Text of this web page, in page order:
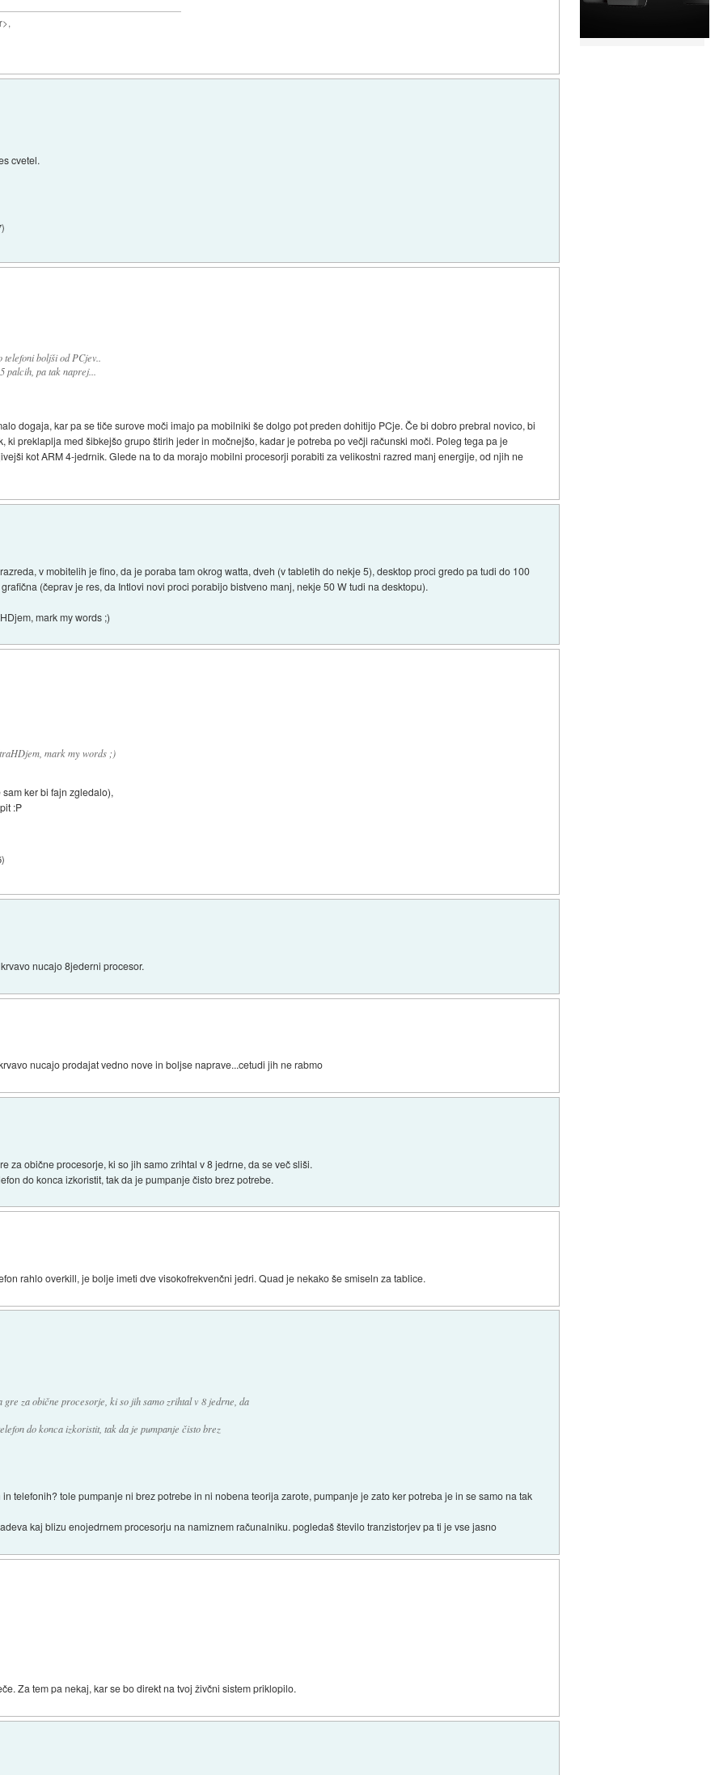
cvetel.
)
telefoni boljši od PCjev..
palcih, pa tak naprej...
dogaja, kar pa se tiče surove moči imajo pa mobilniki še dolgo pot preden dohitijo PCje. Če bi dobro prebral novico, bi
ki preklaplja med šibkejšo grupo štirih jeder in močnejšo, kadar je potreba po večji računski moči. Poleg tega pa je
kot ARM 4-jedrnik. Glede na to da morajo mobilni procesorji porabiti za velikostni razred manj energije, od njih ne
v mobitelih je fino, da je poraba tam okrog watta, dveh (v tabletih do nekje 5), desktop proci gredo pa tudi do 100
(čeprav je res, da Intlovi novi proci porabijo bistveno manj, nekje 50 W tudi na desktopu).
mark my words ;)
mark my words ;)
ker bi fajn zgledalo),
:P
)
nucajo 8jederni procesor.
nucajo prodajat vedno nove in boljse naprave...cetudi jih ne rabmo
za obične procesorje, ki so jih samo zrihtal v 8 jedrne, da se več sliši.
do konca izkoristit, tak da je pumpanje čisto brez potrebe.
rahlo overkill, je bolje imeti dve visokofrekvenčni jedri. Quad je nekako še smiseln za tablice.
za obične procesorje, ki so jih samo zrihtal v 8 jedrne, da
do konca izkoristit, tak da je pumpanje čisto brez
telefonih? tole pumpanje ni brez potrebe in ni nobena teorija zarote, pumpanje je zato ker potreba je in se samo na tak
kaj blizu enojedrnem procesorju na namiznem računalniku. pogledaš število tranzistorjev pa ti je vse jasno
Za tem pa nekaj, kar se bo direkt na tvoj živčni sistem priklopilo.